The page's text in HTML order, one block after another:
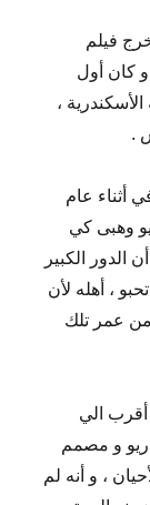
عام 1930 ، حين أخرج فيلم
و كان أول
،
.
أثناء عام
وهبى كي
الدور الكبير
، أهله لأن
عمر تلك
أقرب الي
و مصمم
، و أنه لم